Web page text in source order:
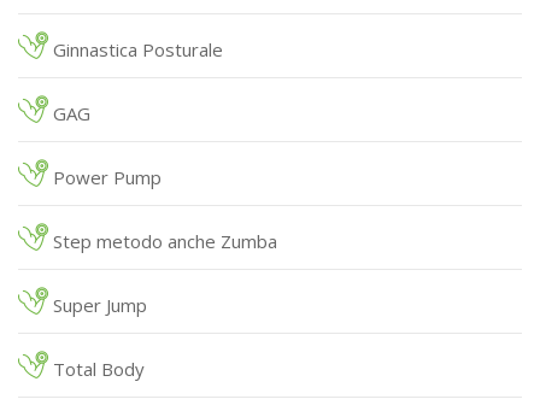
Ginnastica Posturale
GAG
Power Pump
Step metodo anche Zumba
Super Jump
Total Body